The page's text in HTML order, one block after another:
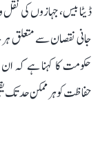
ڈیٹا بیس، جہازوں کی نقل
حکومت کا کہنا ہے کہ ان
حفاظت کو ہر ممکن حد تک